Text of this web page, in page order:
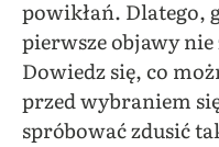
powikłań. Dlatego,
pierwsze objawy
Dowiedz się, co
przed wybraniem
spróbować zdusić